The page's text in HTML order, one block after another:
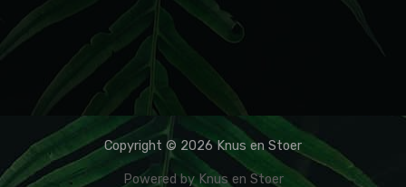
Copyright © 2026 Knus en Stoer
Powered by Knus en Stoer